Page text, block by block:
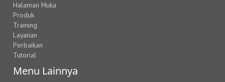
Halaman Muka
Produk
Training
Layanan
Perbaikan
Tutorial
Menu Lainnya